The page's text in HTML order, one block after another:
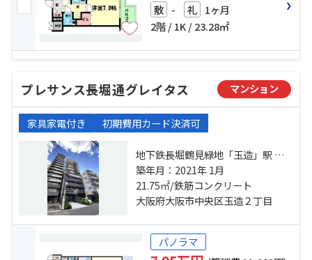
敷 - 礼 1ヶ月
2階 / 1K / 23.28㎡
プレサンス長堀通グレイタス マンション
家具家電付き 初期費用カード決済可
地下鉄長堀鶴見緑地「玉造」駅 徒
歩3分 大阪環状線「玉造」駅 徒歩6
分 地下鉄中央線「森ノ宮」駅 徒歩
12分
築年月：2021年 1月
21.75㎡/鉄筋コンクリート
大阪府大阪市中央区玉造２丁目
パノラマ